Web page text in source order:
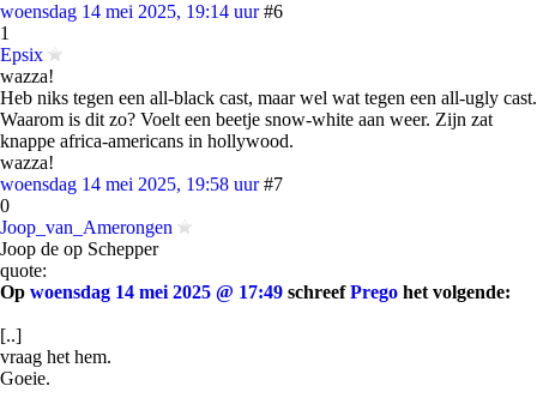
woensdag 14 mei 2025, 19:14 uur #6
1
Epsix
wazza!
Heb niks tegen een all-black cast, maar wel wat tegen een all-ugly cast.
Waarom is dit zo? Voelt een beetje snow-white aan weer. Zijn zat
knappe africa-americans in hollywood.
wazza!
woensdag 14 mei 2025, 19:58 uur #7
0
Joop_van_Amerongen
Joop de op Schepper
quote:
Op woensdag 14 mei 2025 @ 17:49 schreefPrego het volgende:
[..]
vraag het hem.
Goeie.